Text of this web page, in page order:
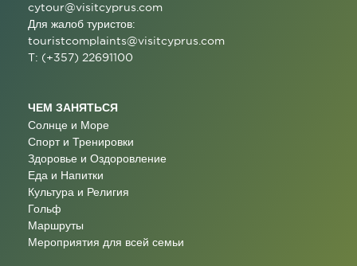
cytour@visitcyprus.com
Для жалоб туристов:
touristcomplaints@visitcyprus.com
T: (+357) 22691100
ЧЕМ ЗАНЯТЬСЯ
Солнце и Море
Спорт и Тренировки
Здоровье и Оздоровление
Еда и Напитки
Культура и Религия
Гольф
Маршруты
Мероприятия для всей семьи